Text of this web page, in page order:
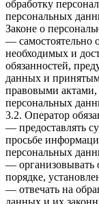
обработку
персональных
Законе о
— самостоятельно
необходимых и
обязанностей,
данных и
правовыми актами,
персональных
3.2. Оператор
— предоставлять
просьбе
персональных
— организовывать
порядке,
— отвечать на